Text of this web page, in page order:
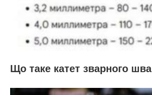
Що таке катет зварного шва